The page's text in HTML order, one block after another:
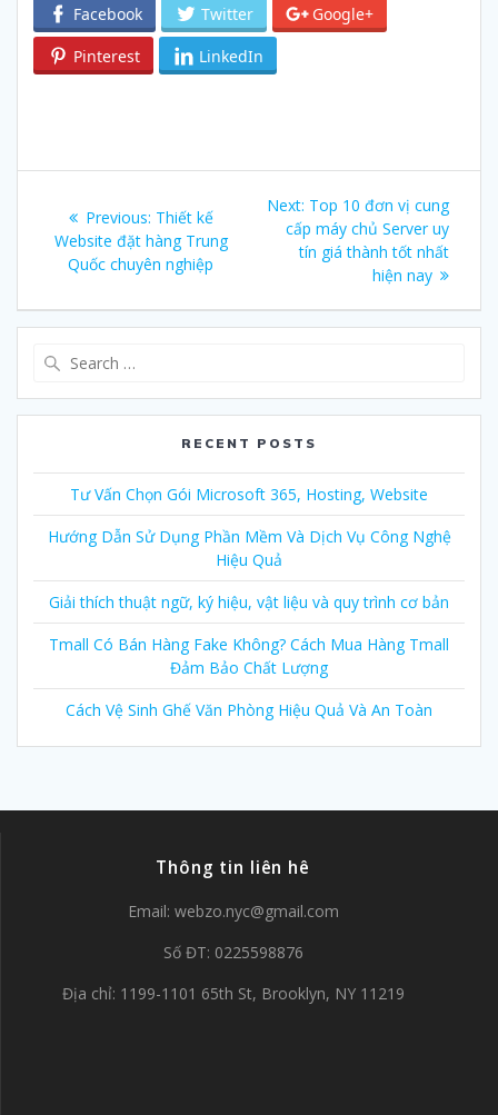
Facebook Twitter
Google+
Pinterest
LinkedIn
navigation
Previous: Previous
post:
Thiết kế
Website đặt hàng Trung
Quốc chuyên nghiệp
Next: Next
post:
Top 10 đơn vị cung
cấp máy chủ Server uy
tín giá thành tốt nhất
hiện nay
RECENT POSTS
Tư Vấn Chọn Gói Microsoft 365, Hosting, Website
Hướng Dẫn Sử Dụng Phần Mềm Và Dịch Vụ Công Nghệ
Hiệu Quả
Giải thích thuật ngữ, ký hiệu, vật liệu và quy trình cơ bản
Tmall Có Bán Hàng Fake Không? Cách Mua Hàng Tmall
Đảm Bảo Chất Lượng
Cách Vệ Sinh Ghế Văn Phòng Hiệu Quả Và An Toàn
Thông tin liên hê
Email: webzo.nyc@gmail.com
Số ĐT: 0225598876
Địa chỉ: 1199-1101 65th St, Brooklyn, NY 11219